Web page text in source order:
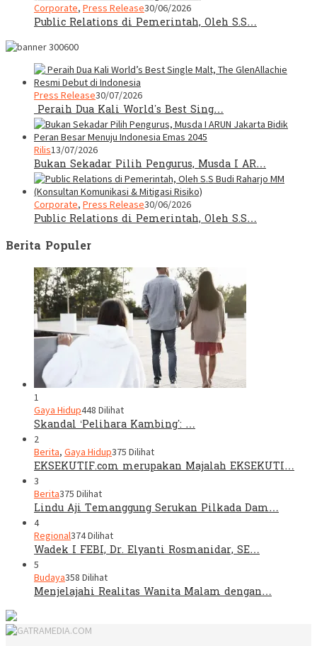
Corporate, Press Release30/06/2026
Public Relations di Pemerintah, Oleh S.S…
Press Release30/07/2026
Peraih Dua Kali World’s Best Sing…
Rilis13/07/2026
Bukan Sekadar Pilih Pengurus, Musda I AR…
Corporate, Press Release30/06/2026
Public Relations di Pemerintah, Oleh S.S…
Berita Populer
1
Gaya Hidup448 Dilihat
Skandal ‘Pelihara Kambing’: …
2
Berita, Gaya Hidup375 Dilihat
EKSEKUTIF.com merupakan Majalah EKSEKUTI…
3
Berita375 Dilihat
Lindu Aji Temanggung Serukan Pilkada Dam…
4
Regional374 Dilihat
Wadek I FEBI, Dr. Elyanti Rosmanidar, SE…
5
Budaya358 Dilihat
Menjelajahi Realitas Wanita Malam dengan…